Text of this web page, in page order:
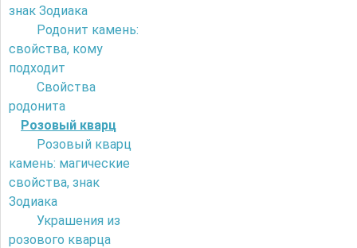
знак Зодиака
Родонит камень:
свойства, кому
подходит
Свойства
родонита
Розовый кварц
Розовый кварц
камень: магические
свойства, знак
Зодиака
Украшения из
розового кварца